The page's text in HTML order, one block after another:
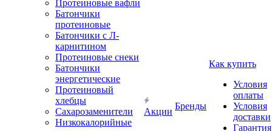
Протеиновые вафли
Батончики
протеиновые
Батончики с Л-
карнитином
Протеиновые снеки
Батончики
энергетические
Протеиновый
хлебцы
Сахарозаменители
Низкокалорийные
Акции
Бренды
Как купить
Условия
оплаты
Условия
доставки
Гарантия